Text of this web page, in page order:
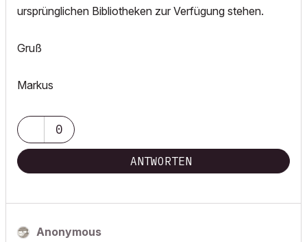
ursprünglichen Bibliotheken zur Verfügung stehen.
Gruß
Markus
0
ANTWORTEN
Anonymous